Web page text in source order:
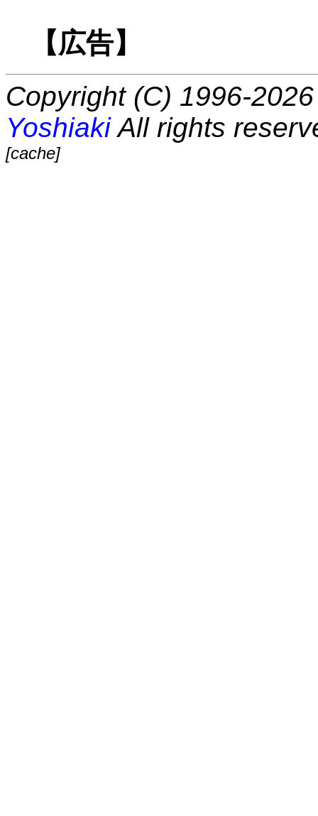
【広告】
Copyright (C) 1996-
YoshiakiAll rights
[cache]